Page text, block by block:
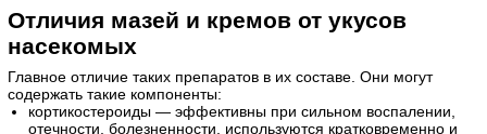
Отличия мазей и кремов от укусов
насекомых
Главное отличие таких препаратов в их составе. Они могут
содержать такие компоненты:
кортикостероиды — эффективны при сильном воспалении,
отечности, болезненности, используются кратковременно и